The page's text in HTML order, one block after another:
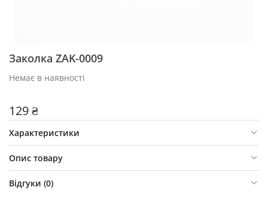
Заколка ZAK-0009
Немає в наявності
129 ₴
Характеристики
Опис товару
Відгуки (0)